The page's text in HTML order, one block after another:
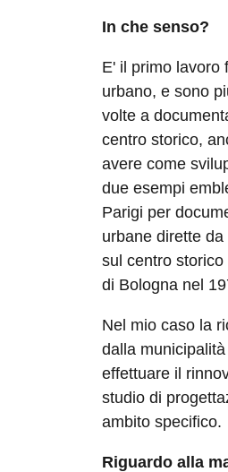
In che senso?
E' il primo lavoro
urbano, e sono
volte a
centro storico,
avere come
due esempi
Parigi per
urbane dirette
sul centro
di Bologna nel
Nel mio caso la
dalla
effettuare il
studio di
ambito specifico.
Riguardo alla